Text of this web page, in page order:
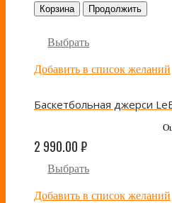
Корзина Продолжить
Выбрать
Добавить в список желаний
2 990.00₽
Выбрать
Добавить в список желаний